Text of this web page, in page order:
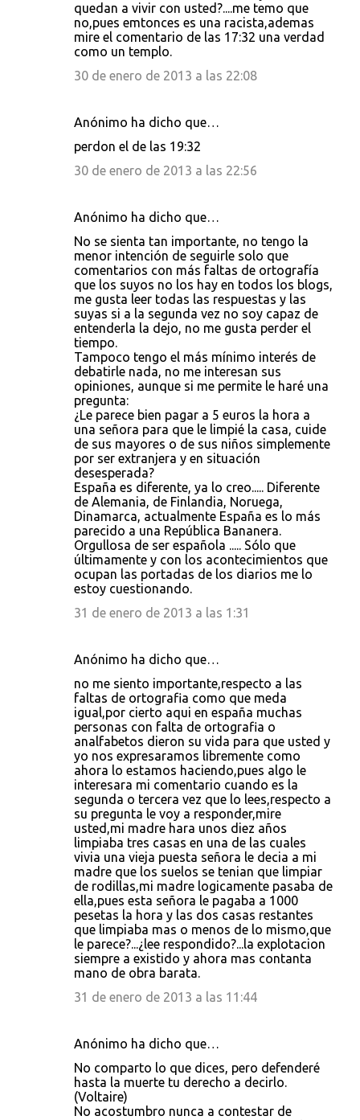
quedan a vivir con usted?....me temo que
no,pues emtonces es una racista,ademas
mire el comentario de las 17:32 una verdad
como un templo.
30 de enero de 2013 a las 22:08
Anónimo ha dicho que…
perdon el de las 19:32
30 de enero de 2013 a las 22:56
Anónimo ha dicho que…
No se sienta tan importante, no tengo la
menor intención de seguirle solo que
comentarios con más faltas de ortografía
que los suyos no los hay en todos los blogs,
me gusta leer todas las respuestas y las
suyas si a la segunda vez no soy capaz de
entenderla la dejo, no me gusta perder el
tiempo.
Tampoco tengo el más mínimo interés de
debatirle nada, no me interesan sus
opiniones, aunque si me permite le haré una
pregunta:
¿Le parece bien pagar a 5 euros la hora a
una señora para que le limpié la casa, cuide
de sus mayores o de sus niños simplemente
por ser extranjera y en situación
desesperada?
España es diferente, ya lo creo..... Diferente
de Alemania, de Finlandia, Noruega,
Dinamarca, actualmente España es lo más
parecido a una República Bananera.
Orgullosa de ser española ..... Sólo que
últimamente y con los acontecimientos que
ocupan las portadas de los diarios me lo
estoy cuestionando.
31 de enero de 2013 a las 1:31
Anónimo ha dicho que…
no me siento importante,respecto a las
faltas de ortografia como que meda
igual,por cierto aqui en españa muchas
personas con falta de ortografia o
analfabetos dieron su vida para que usted y
yo nos expresaramos libremente como
ahora lo estamos haciendo,pues algo le
interesara mi comentario cuando es la
segunda o tercera vez que lo lees,respecto a
su pregunta le voy a responder,mire
usted,mi madre hara unos diez años
limpiaba tres casas en una de las cuales
vivia una vieja puesta señora le decia a mi
madre que los suelos se tenian que limpiar
de rodillas,mi madre logicamente pasaba de
ella,pues esta señora le pagaba a 1000
pesetas la hora y las dos casas restantes
que limpiaba mas o menos de lo mismo,que
le parece?...¿lee respondido?...la explotacion
siempre a existido y ahora mas contanta
mano de obra barata.
31 de enero de 2013 a las 11:44
Anónimo ha dicho que…
No comparto lo que dices, pero defenderé
hasta la muerte tu derecho a decirlo.
(Voltaire)
No acostumbro nunca a contestar de